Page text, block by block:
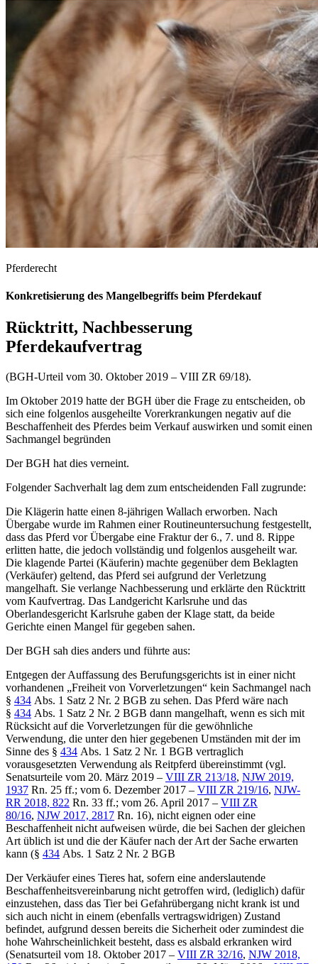
Pferderecht
Konkretisierung des Mangelbegriffs beim Pferdekauf
Rücktritt, Nachbesserung
Pferdekaufvertrag
(BGH-Urteil vom 30. Oktober 2019 – VIII ZR 69/18).
Im Oktober 2019 hatte der BGH über die Frage zu entscheiden, ob
sich eine folgenlos ausgeheilte Vorerkrankungen negativ auf die
Beschaffenheit des Pferdes beim Verkauf auswirken und somit einen
Sachmangel begründen
Der BGH hat dies verneint.
Folgender Sachverhalt lag dem zum entscheidenden Fall zugrunde:
Die Klägerin hatte einen 8-jährigen Wallach erworben. Nach
Übergabe wurde im Rahmen einer Routineuntersuchung festgestellt,
dass das Pferd vor Übergabe eine Fraktur der 6., 7. und 8. Rippe
erlitten hatte, die jedoch vollständig und folgenlos ausgeheilt war.
Die klagende Partei (Käuferin) machte gegenüber dem Beklagten
(Verkäufer) geltend, das Pferd sei aufgrund der Verletzung
mangelhaft. Sie verlange Nachbesserung und erklärte den Rücktritt
vom Kaufvertrag. Das Landgericht Karlsruhe und das
Oberlandesgericht Karlsruhe gaben der Klage statt, da beide
Gerichte einen Mangel für gegeben sahen.
Der BGH sah dies anders und führte aus:
Entgegen der Auffassung des Berufungsgerichts ist in einer nicht
vorhandenen „Freiheit von Vorverletzungen“ kein Sachmangel nach
§ 434 Abs. 1 Satz 2 Nr. 2 BGB zu sehen. Das Pferd wäre nach
§ 434 Abs. 1 Satz 2 Nr. 2 BGB dann mangelhaft, wenn es sich mit
Rücksicht auf die Vorverletzungen für die gewöhnliche
Verwendung, die unter den hier gegebenen Umständen mit der im
Sinne des § 434 Abs. 1 Satz 2 Nr. 1 BGB vertraglich
vorausgesetzten Verwendung als Reitpferd übereinstimmt (vgl.
Senatsurteile vom 20. März 2019 – VIII ZR 213/18, NJW 2019,
1937 Rn. 25 ff.; vom 6. Dezember 2017 – VIII ZR 219/16, NJW-
RR 2018, 822 Rn. 33 ff.; vom 26. April 2017 – VIII ZR
80/16, NJW 2017, 2817 Rn. 16), nicht eignen oder eine
Beschaffenheit nicht aufweisen würde, die bei Sachen der gleichen
Art üblich ist und die der Käufer nach der Art der Sache erwarten
kann (§ 434 Abs. 1 Satz 2 Nr. 2 BGB
Der Verkäufer eines Tieres hat, sofern eine anderslautende
Beschaffenheitsvereinbarung nicht getroffen wird, (lediglich) dafür
einzustehen, dass das Tier bei Gefahrübergang nicht krank ist und
sich auch nicht in einem (ebenfalls vertragswidrigen) Zustand
befindet, aufgrund dessen bereits die Sicherheit oder zumindest die
hohe Wahrscheinlichkeit besteht, dass es alsbald erkranken wird
(Senatsurteil vom 18. Oktober 2017 – VIII ZR 32/16, NJW 2018,